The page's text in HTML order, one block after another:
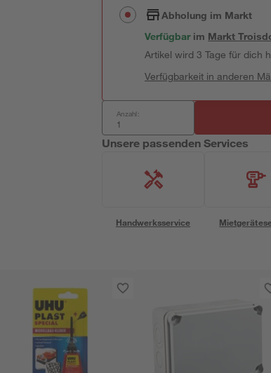
Abholung im Markt
Verfügbar im Markt
Artikel wird 3 Tage für dich
Verfügbarkeit in anderen
Anzahl:
Unsere passenden Services
Handwerksservice